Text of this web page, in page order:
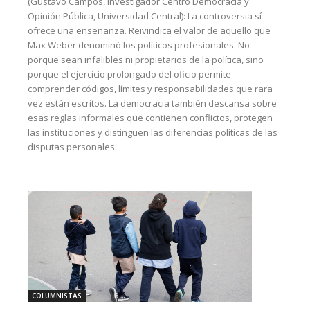
Opinión Pública, Universidad Central): La controversia sí
ofrece una enseñanza. Reivindica el valor de aquello que
Max Weber denominó los políticos profesionales. No
porque sean infalibles ni propietarios de la política, sino
porque el ejercicio prolongado del oficio permite
comprender códigos, límites y responsabilidades que rara
vez están escritos. La democracia también descansa sobre
esas reglas informales que contienen conflictos, protegen
las instituciones y distinguen las diferencias políticas de las
disputas personales.
COLUMNISTAS